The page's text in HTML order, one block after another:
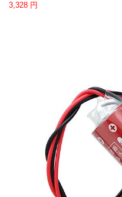
3,328 円